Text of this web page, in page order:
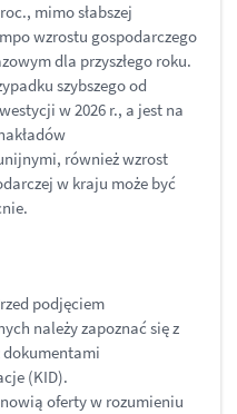
mimo słabszej
wzrostu gospodarczego
dla przyszłego roku.
szybszego od
w 2026 r., a jest na
również wzrost
w kraju może być
podjęciem
należy zapoznać się z
(KID).
oferty w rozumieniu